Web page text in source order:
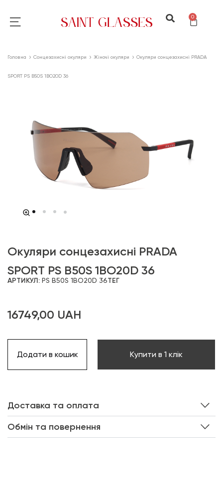
0
Головна Сонцезахисні окуляри Жіночі окуляри Окуляри сонцезахисні PRADA
SPORT PS B50S 1BO20D 36
Окуляри сонцезахисні PRADA
SPORT PS B50S 1BO20D 36
АРТИКУЛ: PS B50S 1BO20D 36ТЕГ
16749,00 UAH
Додати в кошик Купити в 1 клік
Доставка та оплата
Обмін та повернення